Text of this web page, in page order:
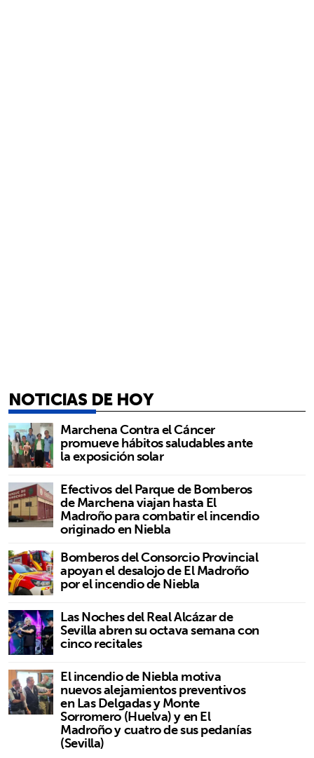
NOTICIAS DE HOY
Marchena Contra el Cáncer
promueve hábitos saludables ante
la exposición solar
Efectivos del Parque de Bomberos
de Marchena viajan hasta El
Madroño para combatir el incendio
originado en Niebla
Bomberos del Consorcio Provincial
apoyan el desalojo de El Madroño
por el incendio de Niebla
Las Noches del Real Alcázar de
Sevilla abren su octava semana con
cinco recitales
El incendio de Niebla motiva
nuevos alejamientos preventivos
en Las Delgadas y Monte
Sorromero (Huelva) y en El
Madroño y cuatro de sus pedanías
(Sevilla)